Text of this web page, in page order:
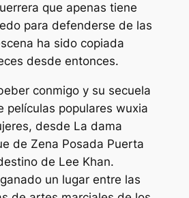
que apenas tiene
para defenderse de las
ha sido copiada
desde entonces.
conmigo y su secuela
películas populares wuxia
desde La dama
de Zena Posada Puerta
de Lee Khan.
un lugar entre las